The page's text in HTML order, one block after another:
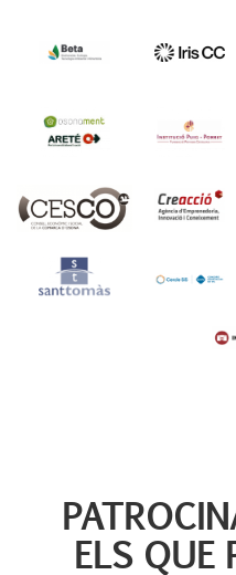
ELS QUE